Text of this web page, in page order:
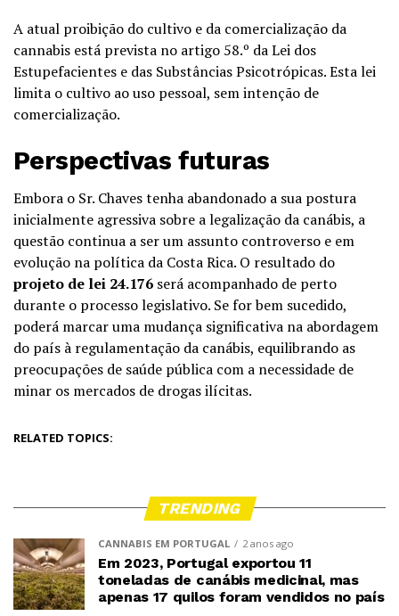
A atual proibição do cultivo e da comercialização da
cannabis está prevista no artigo 58.º da Lei dos
Estupefacientes e das Substâncias Psicotrópicas. Esta lei
limita o cultivo ao uso pessoal, sem intenção de
comercialização.
Perspectivas futuras
Embora o Sr. Chaves tenha abandonado a sua postura
inicialmente agressiva sobre a legalização da canábis, a
questão continua a ser um assunto controverso e em
evolução na política da Costa Rica. O resultado do
projeto de lei 24.176 será acompanhado de perto
durante o processo legislativo. Se for bem sucedido,
poderá marcar uma mudança significativa na abordagem
do país à regulamentação da canábis, equilibrando as
preocupações de saúde pública com a necessidade de
minar os mercados de drogas ilícitas.
RELATED TOPICS:
TRENDING
CANNABIS EM PORTUGAL 2 anos ago
Em 2023, Portugal exportou 11
toneladas de canábis medicinal, mas
apenas 17 quilos foram vendidos no país